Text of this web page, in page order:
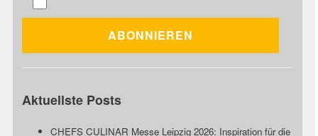
Aktuellste Posts
CHEFS CULINAR Messe Leipzig 2026: Inspiration für die